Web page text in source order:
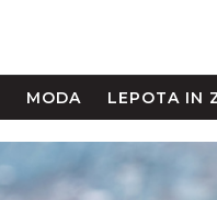
MODA LEPOTA IN